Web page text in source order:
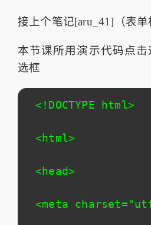
接上个笔记[aru_41]（表单
本节课所用演示代码点
选框
<!DOCTYPE html>
<html>
<head>
<meta